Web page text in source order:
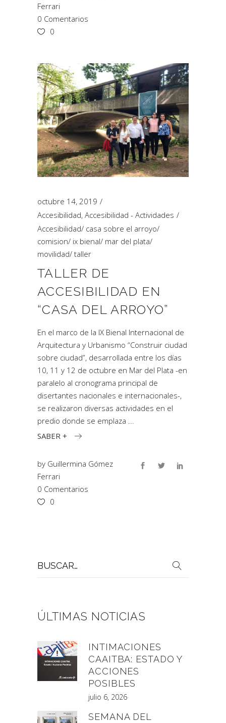
Ferrari
0 Comentarios
0
octubre 14, 2019
Accesibilidad, Accesibilidad - Actividades
Accesibilidad/ casa sobre el arroyo/
comision/ ix bienal/ mar del plata/
movilidad/ taller
TALLER DE
ACCESIBILIDAD EN
“CASA DEL ARROYO”
En el marco de la IX Bienal Internacional de
Arquitectura y Urbanismo “Construir ciudad
sobre ciudad”, desarrollada entre los días
10, 11 y 12 de octubre en Mar del Plata -en
paralelo al cronograma principal de
disertantes nacionales e internacionales-,
se realizaron diversas actividades en el
predio donde se emplaza
SABER +
by Guillermina Gómez
Ferrari
0 Comentarios
0
por:
ÚLTIMAS NOTICIAS
INTIMACIONES
CAAITBA: ESTADO Y
ACCIONES
POSIBLES
julio 6, 2026
SEMANA DEL